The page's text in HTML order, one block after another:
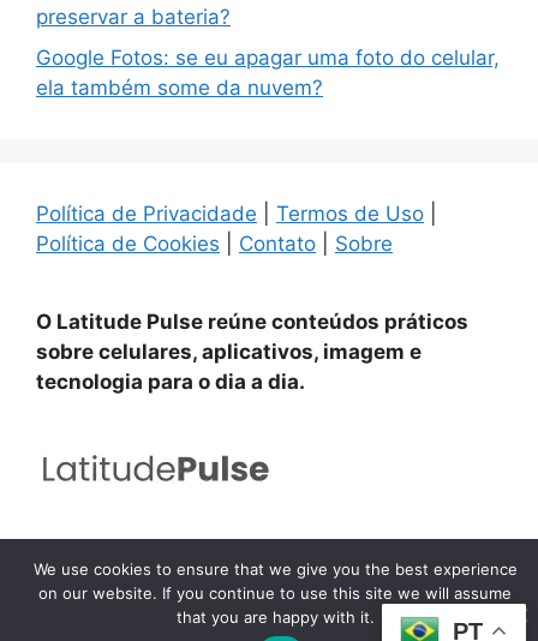
preservar a bateria?
Google Fotos: se eu apagar uma foto do celular,
ela também some da nuvem?
Política de Privacidade Termos de Uso
Política de Cookies
Contato Sobre
O Latitude Pulse reúne conteúdos práticos
sobre celulares, aplicativos, imagem e
tecnologia para o dia a dia.
© 2025–2026 | latitudepulse.com | Todos os direitos
reservados.
PT
We use cookies to ensure that we give you the best experience
on our website. If you continue to use this site we will assume
that you are happy with it.